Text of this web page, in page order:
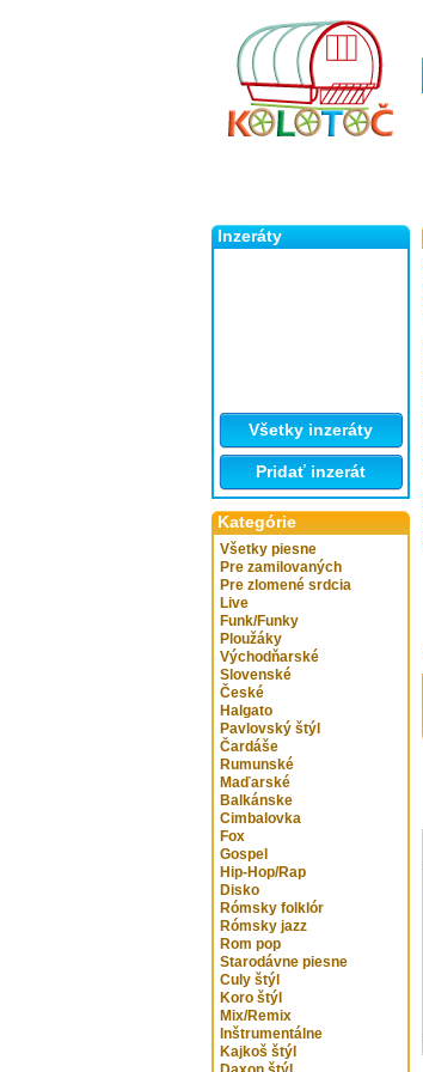
Inzeráty
Všetky inzeráty
Pridať inzerát
Kategórie
Všetky piesne
Pre zamilovaných
Pre zlomené srdcia
Live
Funk/Funky
Ploužáky
Východňarské
Slovenské
České
Halgato
Pavlovský štýl
Čardáše
Rumunské
Maďarské
Balkánske
Cimbalovka
Fox
Gospel
Hip-Hop/Rap
Disko
Rómsky folklór
Rómsky jazz
Rom pop
Starodávne piesne
Culy štýl
Koro štýl
Mix/Remix
Inštrumentálne
Kajkoš štýl